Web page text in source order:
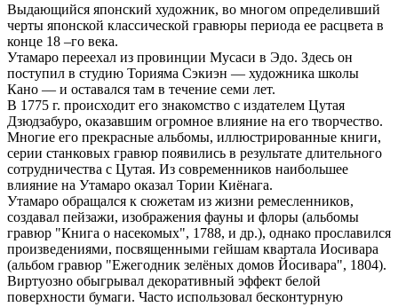
Выдающийся японский художник, во многом определивший
черты японской классической гравюры периода ее расцвета в
конце 18 –го века.
Утамаро переехал из провинции Мусаси в Эдо. Здесь он
поступил в студию Торияма Сэкиэн — художника школы
Кано — и оставался там в течение семи лет.
В 1775 г. происходит его знакомство с издателем Цутая
Дзюдзабуро, оказавшим огромное влияние на его творчество.
Многие его прекрасные альбомы, иллюстрированные книги,
серии станковых гравюр появились в результате длительного
сотрудничества с Цутая. Из современников наибольшее
влияние на Утамаро оказал Тории Киёнага.
Утамаро обращался к сюжетам из жизни ремесленников,
создавал пейзажи, изображения фауны и флоры (альбомы
гравюр "Книга о насекомых", 1788, и др.), однако прославился
произведениями, посвященными гейшам квартала Иосивара
(альбом гравюр "Ежегодник зелёных домов Йосивара", 1804).
Виртуозно обыгрывал декоративный эффект белой
поверхности бумаги. Часто использовал бесконтурную